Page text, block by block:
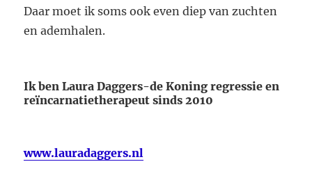
Daar moet ik soms ook even diep van zuchten
en ademhalen.
Ik ben Laura Daggers-de Koning regressie en
reïncarnatietherapeut sinds 2010
www.lauradaggers.nl